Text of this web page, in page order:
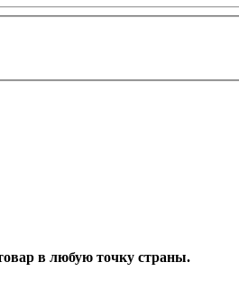
в любую точку страны.